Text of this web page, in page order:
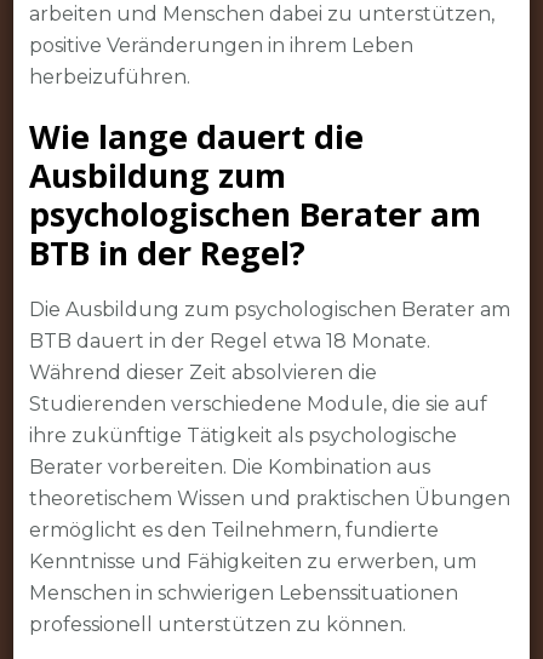
arbeiten und Menschen dabei zu unterstützen,
positive Veränderungen in ihrem Leben
herbeizuführen.
Wie lange dauert die
Ausbildung zum
psychologischen Berater am
BTB in der Regel?
Die Ausbildung zum psychologischen Berater am
BTB dauert in der Regel etwa 18 Monate.
Während dieser Zeit absolvieren die
Studierenden verschiedene Module, die sie auf
ihre zukünftige Tätigkeit als psychologische
Berater vorbereiten. Die Kombination aus
theoretischem Wissen und praktischen Übungen
ermöglicht es den Teilnehmern, fundierte
Kenntnisse und Fähigkeiten zu erwerben, um
Menschen in schwierigen Lebenssituationen
professionell unterstützen zu können.